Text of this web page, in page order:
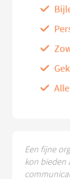
Een fijne
kon bieden